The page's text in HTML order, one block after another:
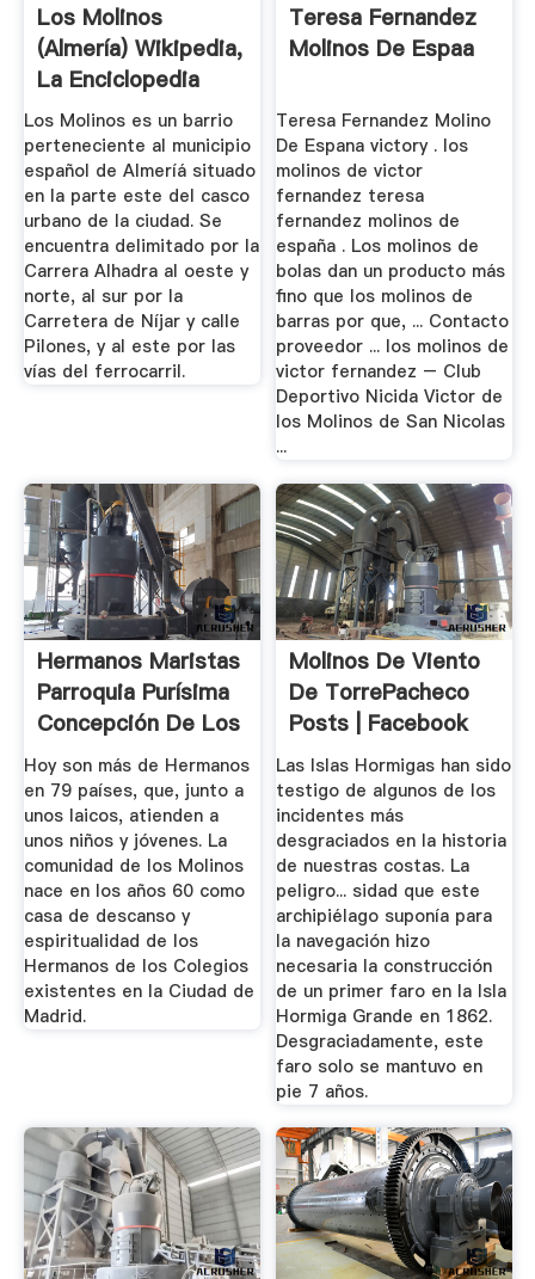
Los Molinos
(Almería) Wikipedia,
La Enciclopedia
Libre
Los Molinos es un barrio
perteneciente al municipio
español de Almeríá situado
en la parte este del casco
urbano de la ciudad. Se
encuentra delimitado por la
Carrera Alhadra al oeste y
norte, al sur por la
Carretera de Níjar y calle
Pilones, y al este por las
vías del ferrocarril.
Teresa Fernandez
Molinos De Espaa
Teresa Fernandez Molino
De Espana victory . los
molinos de victor
fernandez teresa
fernandez molinos de
españa . Los molinos de
bolas dan un producto más
fino que los molinos de
barras por que, ... Contacto
proveedor ... los molinos de
victor fernandez – Club
Deportivo Nicida Victor de
los Molinos de San Nicolas
...
Hermanos Maristas
Parroquia Purísima
Concepción De Los
...
Hoy son más de Hermanos
en 79 países, que, junto a
unos laicos, atienden a
unos niños y jóvenes. La
comunidad de los Molinos
nace en los años 60 como
casa de descanso y
espiritualidad de los
Hermanos de los Colegios
existentes en la Ciudad de
Madrid.
Molinos De Viento
De TorrePacheco
Posts | Facebook
Las Islas Hormigas han sido
testigo de algunos de los
incidentes más
desgraciados en la historia
de nuestras costas. La
peligro... sidad que este
archipiélago suponía para
la navegación hizo
necesaria la construcción
de un primer faro en la Isla
Hormiga Grande en 1862.
Desgraciadamente, este
faro solo se mantuvo en
pie 7 años.